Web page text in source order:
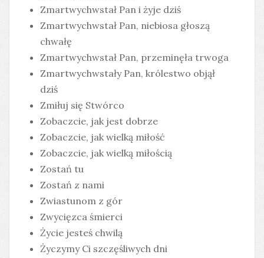
Zmartwychwstał Pan i żyje dziś
Zmartwychwstał Pan, niebiosa głoszą
chwałę
Zmartwychwstał Pan, przeminęła trwoga
Zmartwychwstały Pan, królestwo objął
dziś
Zmiłuj się Stwórco
Zobaczcie, jak jest dobrze
Zobaczcie, jak wielką miłość
Zobaczcie, jak wielką miłością
Zostań tu
Zostań z nami
Zwiastunom z gór
Zwycięzca śmierci
Życie jesteś chwilą
Życzymy Ci szczęśliwych dni